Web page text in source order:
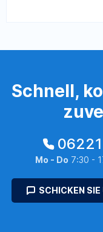
Schnell,
Mo - Do 7:30 -
SCHICKEN